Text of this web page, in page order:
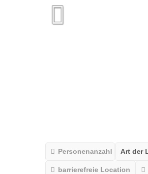
Personenanzahl Art der
barrierefreie Location